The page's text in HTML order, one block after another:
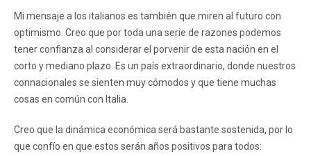
Mi mensaje a los italianos es también que miren al futuro con
optimismo. Creo que por toda una serie de razones podemos
tener confianza al considerar el porvenir de esta nación en el
corto y mediano plazo. Es un país extraordinario, donde nuestros
connacionales se sienten muy cómodos y que tiene muchas
cosas en común con Italia.
Creo que la dinámica económica será bastante sostenida, por lo
que confío en que estos serán años positivos para todos: